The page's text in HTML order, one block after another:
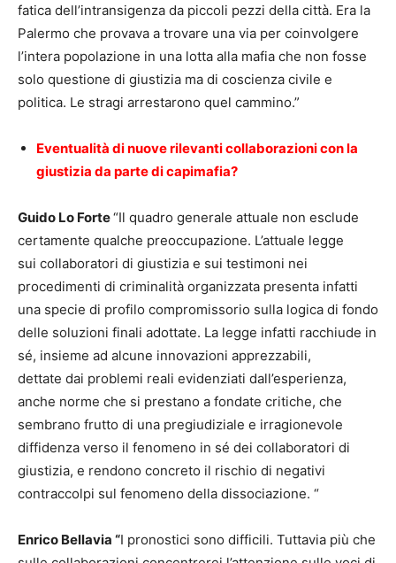
fatica dell’intransigenza da piccoli pezzi della città. Era la
Palermo che provava a trovare una via per coinvolgere
l’intera popolazione in una lotta alla mafia che non fosse
solo questione di giustizia ma di coscienza civile e
politica. Le stragi arrestarono quel cammino.”
Eventualità di nuove rilevanti collaborazioni con la
giustizia da parte di capimafia?
Guido Lo Forte“Il quadro generale attuale non esclude
certamente qualche preoccupazione. L’attuale legge
sui collaboratori di giustizia e sui testimoni nei
procedimenti di criminalità organizzata presenta infatti
una specie di profilo compromissorio sulla logica di fondo
delle soluzioni finali adottate. La legge infatti racchiude in
sé, insieme ad alcune innovazioni apprezzabili,
dettate dai problemi reali evidenziati dall’esperienza,
anche norme che si prestano a fondate critiche, che
sembrano frutto di una pregiudiziale e irragionevole
diffidenza verso il fenomeno in sé dei collaboratori di
giustizia, e rendono concreto il rischio di negativi
contraccolpi sul fenomeno della dissociazione. “
Enrico Bellavia “I pronostici sono difficili. Tuttavia più che